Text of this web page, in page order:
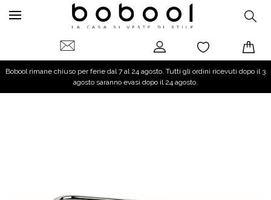
Bobool rimane chiuso per ferie dal 7 al 24 agosto. Tutti gli ordini ricevuti dopo il 3
agosto saranno evasi dopo il 24 agosto.